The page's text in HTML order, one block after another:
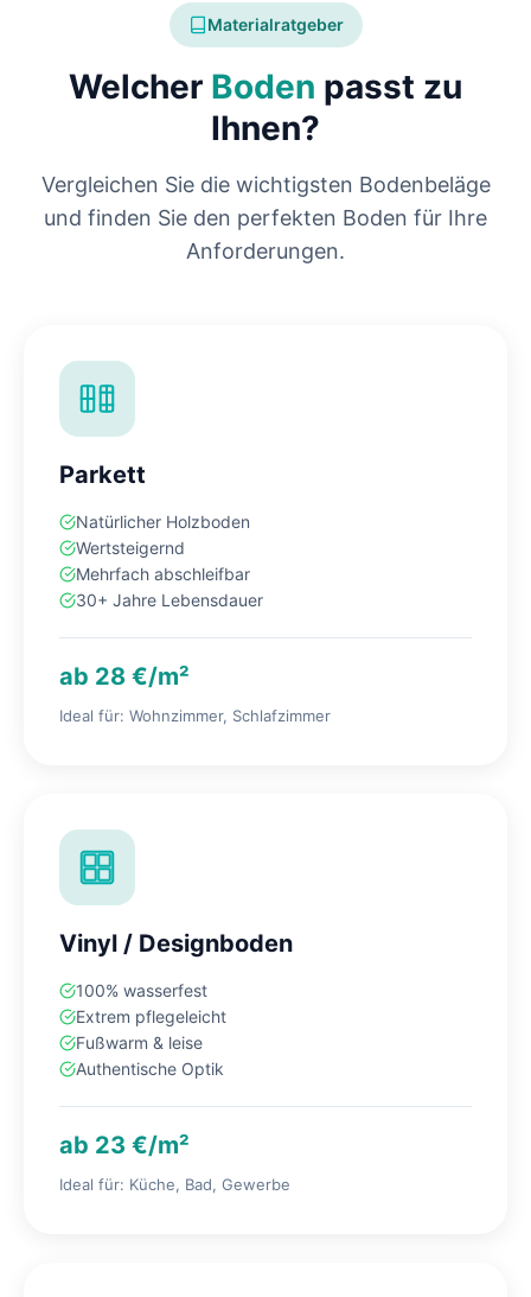
Materialratgeber
Welcher Boden passt zu
Ihnen?
Vergleichen Sie die wichtigsten Bodenbeläge
und finden Sie den perfekten Boden für Ihre
Anforderungen.
Parkett
Natürlicher Holzboden
Wertsteigernd
Mehrfach abschleifbar
30+ Jahre Lebensdauer
ab 28 €/m²
Ideal für: Wohnzimmer, Schlafzimmer
Vinyl / Designboden
100% wasserfest
Extrem pflegeleicht
Fußwarm & leise
Authentische Optik
ab 23 €/m²
Ideal für: Küche, Bad, Gewerbe